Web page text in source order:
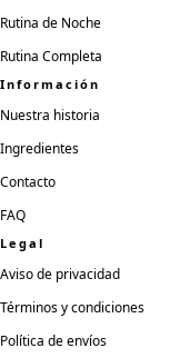
Rutina de Noche
Rutina Completa
Información
Nuestra historia
Ingredientes
Contacto
FAQ
Legal
Aviso de privacidad
Términos y condiciones
Política de envíos